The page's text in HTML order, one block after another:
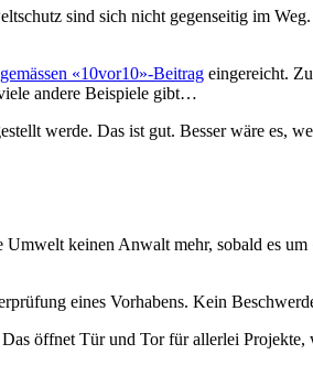
sind sich nicht gegenseitig im
«10vor10»-Beitrag eingereicht.
andere Beispiele gibt…
werde. Das ist gut. Besser wäre es,
keinen Anwalt mehr, sobald es
eines Vorhabens. Kein
öffnet Tür und Tor für allerlei